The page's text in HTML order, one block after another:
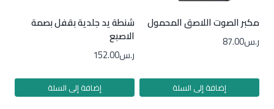
مكبر الصوت اللاصق المحمول
ر.س87.00
إضافة إلى السلة
شنطة يد جلدية بقفل بصمة
الاصبع
ر.س152.00
إضافة إلى السلة